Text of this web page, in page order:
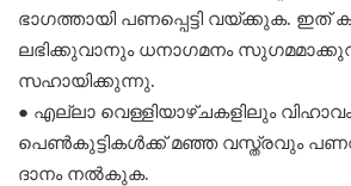
ഭാഗത്തായി പണപ്പെട്ടി വയ്ക്കുക. ഇത്
ലഭിക്കുവാനും ധനാഗമനം
സഹായിക്കുന്നു.
● എല്ലാ വെള്ളിയാഴ്ചകളിലും
പെൺകുട്ടികൾക്ക് മഞ്ഞ വസ്ത്രവും
ദാനം നൽകുക.